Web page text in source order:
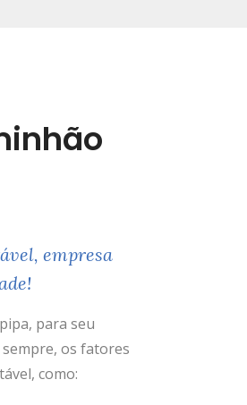
empresa
para seu
os fatores
como: